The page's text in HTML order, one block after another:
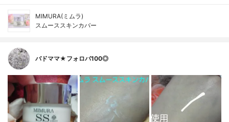
MIMURA(ミムラ)
スムーススキンカバー
バドママ★フォロバ100◎